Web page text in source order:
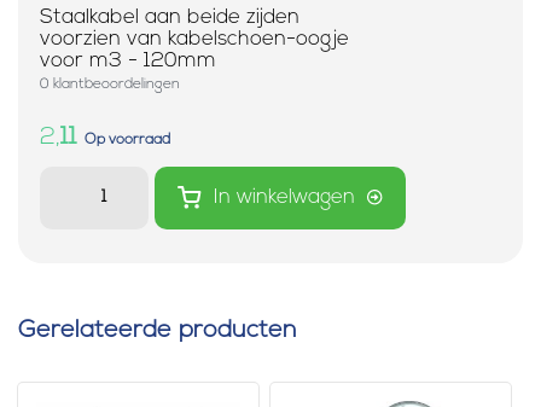
Staalkabel aan beide zijden
voorzien van kabelschoen-oogje
voor m3 - 120mm
0 klantbeoordelingen
2,11 Op voorraad
In winkelwagen
Gerelateerde producten